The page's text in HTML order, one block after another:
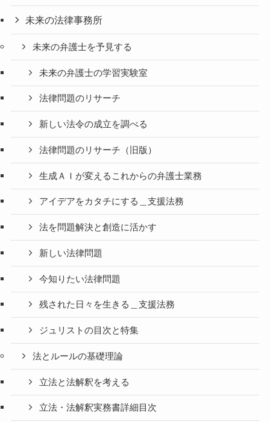
未来の法律事務所
未来の弁護士を予見する
未来の弁護士の学習実験室
法律問題のリサーチ
新しい法令の成立を調べる
法律問題のリサーチ（旧版）
生成ＡＩが変えるこれからの弁護士業務
アイデアをカタチにする＿支援法務
法を問題解決と創造に活かす
新しい法律問題
今知りたい法律問題
残された日々を生きる＿支援法務
ジュリストの目次と特集
法とルールの基礎理論
立法と法解釈を考える
立法・法解釈実務書詳細目次